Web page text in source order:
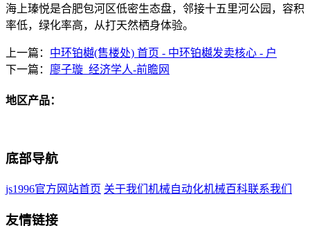
海上瑧悦是合肥包河区低密生态盘，邻接十五里河公园，容积
率低，绿化率高，从打天然栖身体验。
上一篇： 中环铂樾(售楼处) 首页 - 中环铂樾发卖核心 - 户
下一篇： 廖子璇_经济学人-前瞻网
地区产品：
底部导航
js1996官方网站首页 关于我们 机械自动化机械百科联系我们
友情链接